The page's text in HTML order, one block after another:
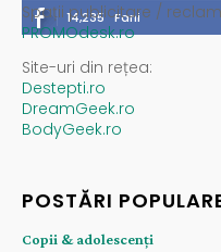
14,235 Fani
Spații publicitare /
PROMOdesk.ro
Site-uri din rețea:
Destepti.ro
DreamGeek.ro
BodyGeek.ro
POSTĂRI
Copii & adolescenți